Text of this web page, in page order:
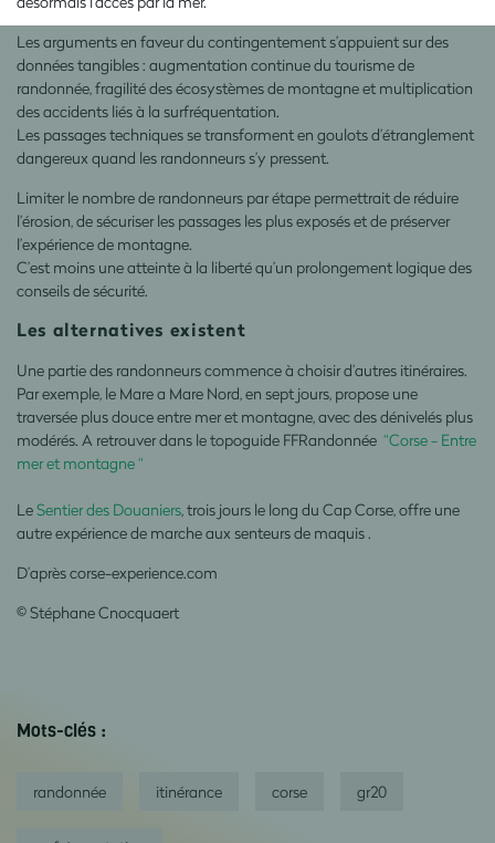
Les arguments en faveur du contingentement s’appuient sur des
données tangibles : augmentation continue du tourisme de
randonnée, fragilité des écosystèmes de montagne et multiplication
des accidents liés à la surfréquentation.
Les passages techniques se transforment en goulots d’étranglement
dangereux quand les randonneurs s’y pressent.
Limiter le nombre de randonneurs par étape permettrait de réduire
l’érosion, de sécuriser les passages les plus exposés et de préserver
l’expérience de montagne.
C’est moins une atteinte à la liberté qu’un prolongement logique des
conseils de sécurité.
Les alternatives existent
Une partie des randonneurs commence à choisir d’autres itinéraires.
Par exemple, le Mare a Mare Nord, en sept jours, propose une
traversée plus douce entre mer et montagne, avec des dénivelés plus
modérés. A retrouver dans le topoguide FFRandonnée “Corse - Entre
mer et montagne “
LeSentier des Douaniers, trois jours le long du Cap Corse, offre une
autre expérience de marche aux senteurs de maquis .
D’après corse-experience.com
© Stéphane Cnocquaert
Mots-clés :
randonnée itinérance corse gr20